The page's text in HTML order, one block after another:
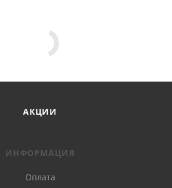
АКЦИИ
ИНФОРМАЦИЯ
Оплата